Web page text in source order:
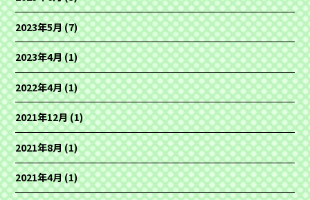
2023年5月(7)
2023年4月(1)
2022年4月(1)
2021年12月(1)
2021年8月(1)
2021年4月(1)